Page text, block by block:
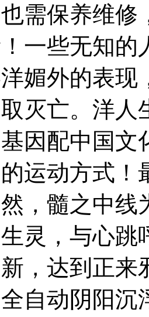
需保养维修
一些无知的
媚外的表现
灭亡。洋人
因配中国文
运动方式
，髓之中线
灵，与心跳
，达到正来
自动阴阳沉